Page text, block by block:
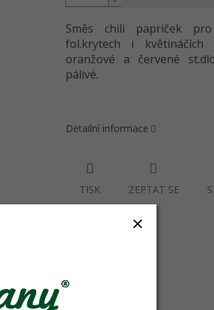
Směs chili papriček
fol.krytech i květináčích
oranžové a červené
pálivé.
Detailní informace
TISK ZEPTAT SE